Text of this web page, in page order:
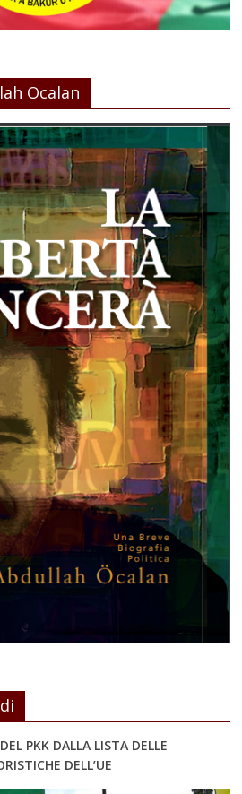
Ocalan
PKK DALLA LISTA DELLE
DELL’UE